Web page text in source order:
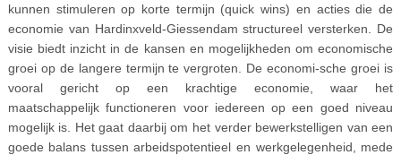
kunnen stimuleren op korte termijn (quick wins) en acties die de
economie van Hardinxveld-Giessendam structureel versterken. De
visie biedt inzicht in de kansen en mogelijkheden om economische
groei op de langere termijn te vergroten. De economi-sche groei is
vooral gericht op een krachtige economie, waar het
maatschappelijk functioneren voor iedereen op een goed niveau
mogelijk is. Het gaat daarbij om het verder bewerkstelligen van een
goede balans tussen arbeidspotentieel en werkgelegenheid, mede